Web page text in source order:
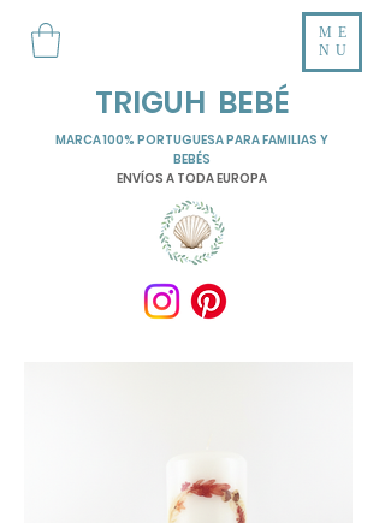
TRIGUH BEBÉ
ME
NU
MARCA 100% PORTUGUESA PARA FAMILIAS Y
BEBÉS
ENVÍOS A TODA EUROPA